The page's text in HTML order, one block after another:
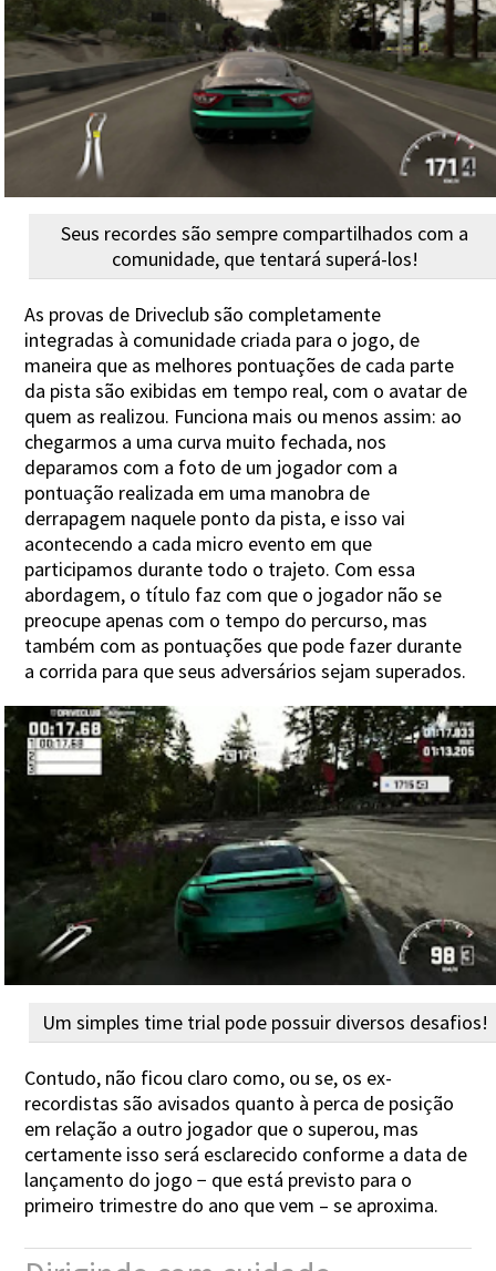
Seus recordes são sempre compartilhados com a
comunidade, que tentará superá-los!
As provas de Driveclub são completamente
integradas à comunidade criada para o jogo, de
maneira que as melhores pontuações de cada parte
da pista são exibidas em tempo real, com o avatar de
quem as realizou. Funciona mais ou menos assim: ao
chegarmos a uma curva muito fechada, nos
deparamos com a foto de um jogador com a
pontuação realizada em uma manobra de
derrapagem naquele ponto da pista, e isso vai
acontecendo a cada micro evento em que
participamos durante todo o trajeto. Com essa
abordagem, o título faz com que o jogador não se
preocupe apenas com o tempo do percurso, mas
também com as pontuações que pode fazer durante
a corrida para que seus adversários sejam superados.
Um simples time trial pode possuir diversos desafios!
Contudo, não ficou claro como, ou se, os ex-
recordistas são avisados quanto à perca de posição
em relação a outro jogador que o superou, mas
certamente isso será esclarecido conforme a data de
lançamento do jogo − que está previsto para o
primeiro trimestre do ano que vem – se aproxima.